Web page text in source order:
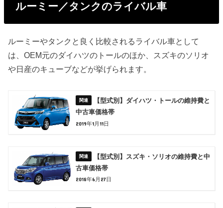
ルーミー／タンクのライバル車
ルーミーやタンクと良く比較されるライバル車として
は、OEM元のダイハツのトールのほか、スズキのソリオ
や日産のキューブなどが挙げられます。
【型式別】ダイハツ・トールの維持費と
中古車価格帯
2019年1月11日
【型式別】スズキ・ソリオの維持費と中
古車価格帯
2018年6月27日